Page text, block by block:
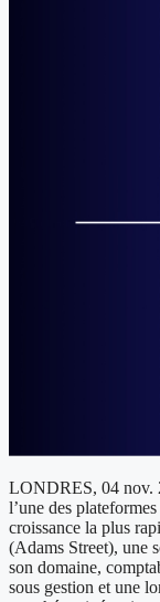
LONDRES, 04
l’une des
croissance la plus
(Adams Street), une
son domaine,
sous gestion et une